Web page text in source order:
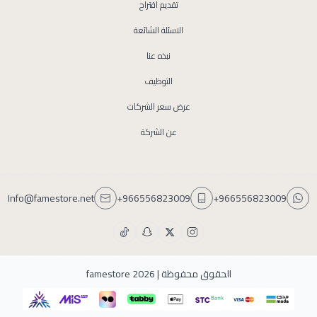
تقديم اقتراح
الاسئلة الشائعة
نبذه عنا
التوظيف
عرض سعر الشركات
عن الشركة
+966556823009
+966556823009
Info@famestore.net
الحقوق محفوظة | 2026 famestore